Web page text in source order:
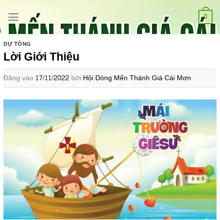
qua
nội
dung
0
DỰ TÒNG
Lời Giới Thiệu
Đăng vào 17/11/2022 bởi Hội Dòng Mến Thánh Giá Cái Mơn